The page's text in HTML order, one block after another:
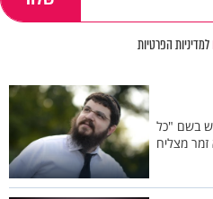
למדיניות הפרטיות
בשם "כל
זמר מצליח